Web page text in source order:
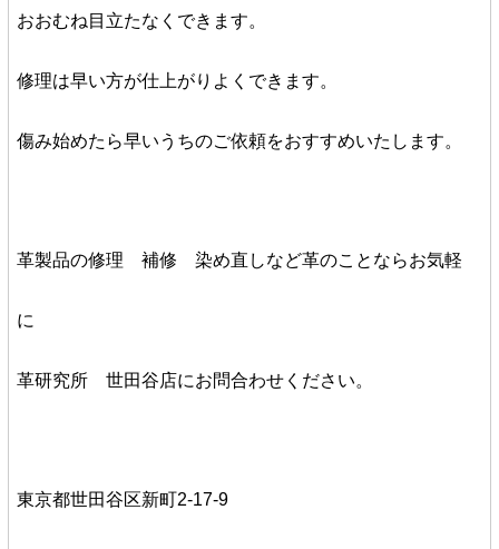
おおむね目立たなくできます。
修理は早い方が仕上がりよくできます。
傷み始めたら早いうちのご依頼をおすすめいたします。
革製品の修理 補修 染め直しなど革のことならお気軽
に
革研究所 世田谷店にお問合わせください。
東京都世田谷区新町2-17-9